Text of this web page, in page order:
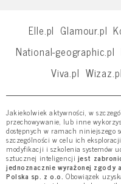
Elle.pl Glamour.pl
National-geographic.pl
Viva.pl Wizaz.pl
Jakiekolwiek aktywności, w
przechowywanie, lub inne
dostępnych w ramach niniejszego
szczególności w celu ich
modyfikacji i szkolenia systemów
sztucznej inteligencji jest
jednoznacznie wyrażonej zgody
Polska sp. z o.o. Obowiązek